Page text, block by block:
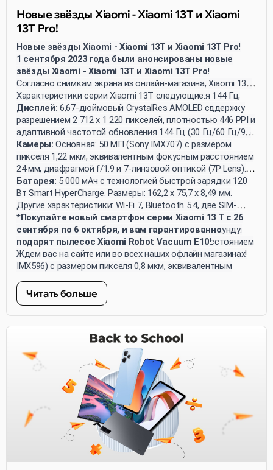
Новые звёзды Xiaomi - Xiaomi 13T и Xiaomi
13T Pro!
Новые звёзды Xiaomi - Xiaomi 13T и Xiaomi 13T Pro!
1 сентября 2023 года были анонсированы новые
звёзды Xiaomi - Xiaomi 13T и Xiaomi 13T Pro!
Согласно снимкам экрана из онлайн-магазина, Xiaomi 13T
получил AMOLED-экран с частотой обновления 144 Гц,
камеру Leica, батарею ёмкостью 5000 мАч и поддержку
быстрой зарядки 67 Вт. Xiaomi 13T Pro также
поддерживает быструю зарядку мощностью 120 Вт. Оба
смартфона работают на платформе MIUI 14 и
поставляются с прилагаемыми зарядными устройствами.
Характеристики серии Xiaomi 13T следующие:
Дисплей:6,67-дюймовый CrystalRes AMOLED с
разрешением 2 712 x 1 220 пикселей, плотностью 446 PPI и
адаптивной частотой обновления 144 Гц (30 Гц/60 Гц/90
Гц/120 Гц/144 Гц). Типичная яркость составляет 500
нитов, с максимальной яркостью HBM 1 200 нитов и
пиковой 2 600 нитов. Экран охватывает 100% цветовой
гаммы DCI-P3 и поддерживает 10-битную глубину цвета.
Камеры: Основная: 50 МП (Sony IMX707) с размером
пикселя 1,22 мкм, эквивалентным фокусным расстоянием
24 мм, диафрагмой f/1.9 и 7-линзовой оптикой (7P Lens).
Телеобъектив: 50 МП (Omnivision OV50D) с оптическим
увеличением 2x, размером пикселя 0,61 мкм,
эквивалентным фокусным расстоянием 50 мм,
диафрагмой f/1.9 и 5-линзовой оптикой (5P Lens).
Широкоугольная: 13 МП (Omnivision OV13B) с размером
пикселя 1,12 мкм, эквивалентным фокусным расстоянием
15 мм и диафрагмой f/2.2. Фронтальная: 20 МП (Sony
IMX596) с размером пикселя 0,8 мкм, эквивалентным
Батарея: 5 000 мАч с технологией быстрой зарядки 120
Вт Smart HyperCharge. Размеры: 162,2 x 75,7 x 8,49 мм.
Другие характеристики: Wi-Fi 7, Bluetooth 5.4, две SIM-
карты, сертификация IP68 для водонепроницаемости и
пылезащиты, запись видео 4K при 30 кадрах в секунду.
*Покупайте новый смартфон серии Xiaomi 13 T с 26
сентября по 6 октября, и вам гарантированно
подарят пылесос Xiaomi Robot Vacuum E10!
Ждем вас на сайте или во всех наших офлайн магазинах!
Читать больше